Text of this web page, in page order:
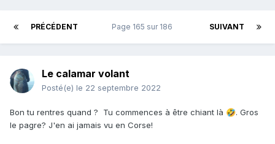
PRÉCÉDENT SUIVANT
Page 165 sur 186
Le calamar volant
Posté(e) le 22 septembre 2022
Bon tu rentres quand ? Tu commences à être chiant là 🤣. Gros
le pagre? J'en ai jamais vu en Corse!